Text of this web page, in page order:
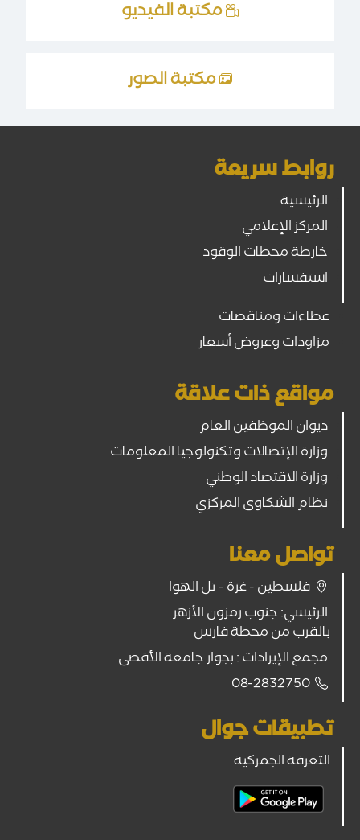
مكتبة الفيديو
مكتبة الصور
روابط سريعة
الرئيسية
المركز الإعلامي
خارطة محطات الوقود
استفسارات
عطاءات ومناقصات
مزاودات وعروض أسعار
مواقع ذات علاقة
ديوان الموظفين العام
وزارة الإتصالات وتكنولوجيا المعلومات
وزارة الاقتصاد الوطني
نظام الشكاوى المركزي
تواصل معنا
فلسطين - غزة - تل الهوا
الرئيسي: جنوب رمزون الأزهر
بالقرب من محطة فارس
مجمع الإيرادات : بجوار جامعة الأقصى
08-2832750
تطبيقات جوال
التعرفة الجمركية